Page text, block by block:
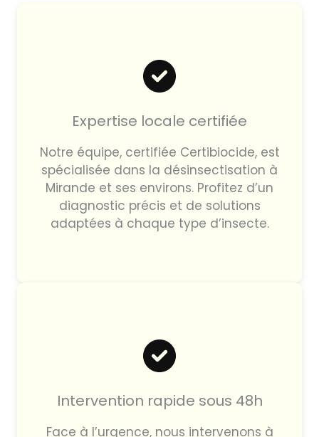
Expertise locale certifiée
Notre équipe, certifiée Certibiocide, est
spécialisée dans la désinsectisation à
Mirande et ses environs. Profitez d’un
diagnostic précis et de solutions
adaptées à chaque type d’insecte.
Intervention rapide sous 48h
Face à l’urgence, nous intervenons à